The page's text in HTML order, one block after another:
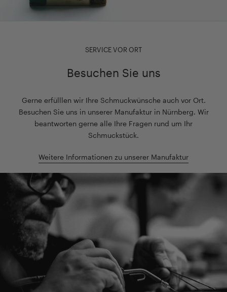
SERVICE VOR ORT
Besuchen Sie uns
Gerne erfülllen wir Ihre Schmuckwünsche auch vor Ort.
Besuchen Sie uns in unserer Manufaktur in Nürnberg. Wir
beantworten gerne alle Ihre Fragen rund um Ihr
Schmuckstück.
Weitere Informationen zu unserer Manufaktur